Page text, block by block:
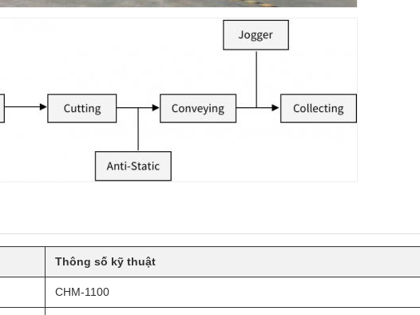
Thông số kỹ thuật
CHM-1100